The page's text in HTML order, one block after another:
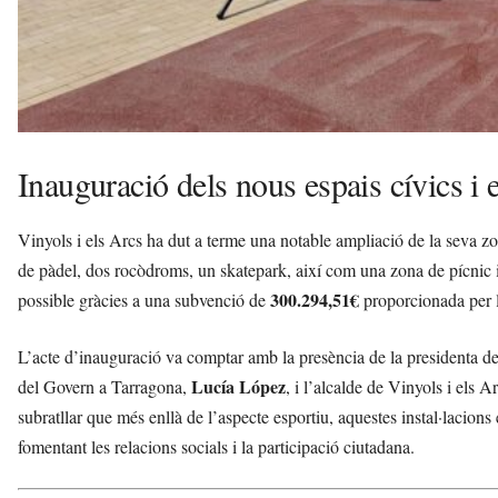
Inauguració dels nous espais cívics i
Vinyols i els Arcs ha dut a terme una notable ampliació de la seva
de pàdel, dos rocòdroms, un skatepark, així com una zona de
possible gràcies a una subvenció de300.294,51€proporcionada per
L’acte d’inauguració va comptar amb la presència de la presidenta
del Govern a Tarragona, Lucía López, i l’alcalde de Vinyols i els
subratllar que més enllà de l’aspecte esportiu, aquestes
fomentant les relacions socials i la participació ciutadana.